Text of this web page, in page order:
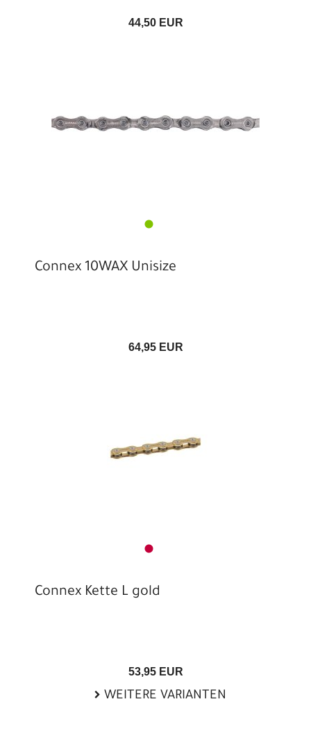
44,50 EUR
Connex 10WAX Unisize
64,95 EUR
Connex Kette L gold
53,95 EUR
WEITERE VARIANTEN